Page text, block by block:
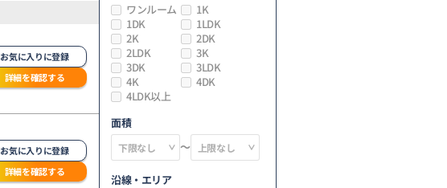
お気に入りに登録
詳細を確認する
お気に入りに登録
詳細を確認する
ワンルーム
1K
1DK
1LDK
2K
2DK
2LDK
3K
3DK
3LDK
4K
4DK
4LDK以上
面積
～
沿線・エリア